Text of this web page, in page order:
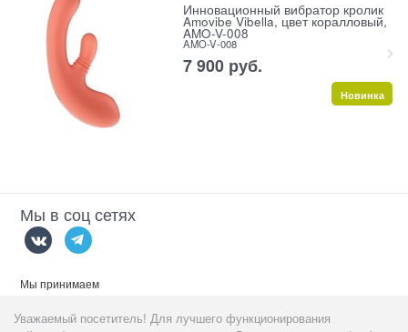
Инновационный вибратор кролик
Amovibe Vibella, цвет коралловый,
AMO-V-008
AMO-V-008
7 900 руб.
Новинка
Мы в соц сетях
Мы принимаем
Уважаемый посетитель! Для лучшего функционирования